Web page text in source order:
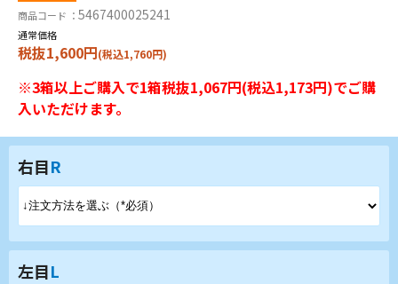
商品コード ： 5467400025241
通常価格
税抜1,600円(税込1,760円)
※3箱以上ご購入で1箱税抜1,067円(税込1,173円)でご購
入いただけます。
右目R
左目L